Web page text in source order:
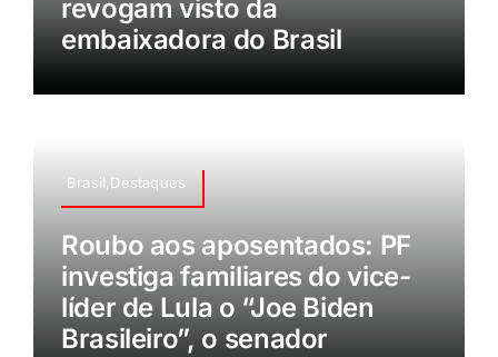
revogam visto da
embaixadora do Brasil
Brasil,Destaques
Roubo aos aposentados: PF
investiga familiares do vice-
líder de Lula o “Joe Biden
Brasileiro”, o senador